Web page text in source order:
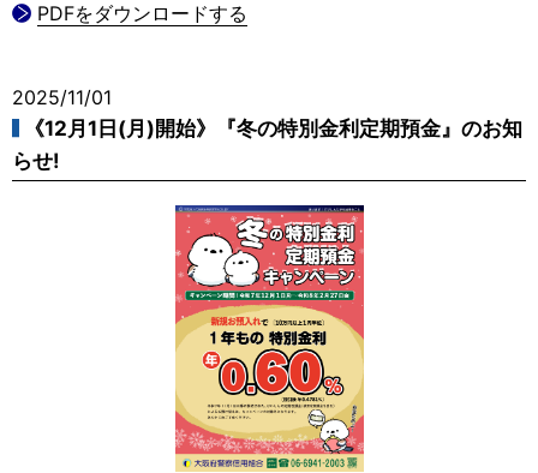
PDFをダウンロードする
2025/11/01
《12月1日(月)開始》『冬の特別金利定期預金』のお知
らせ!